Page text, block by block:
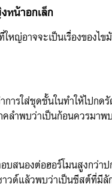
หน้าอกเล็ก
หญ่อาจจะเป็นเรื่องขอ
ารใส่ชุดชั้นในทำให้ไปก
ลำพบว่าเป็นก้อนควรมา
บสนองต่อฮอร์โมนสูงกว่
วด์แล้วพบว่าเป็นซีสต์ที่